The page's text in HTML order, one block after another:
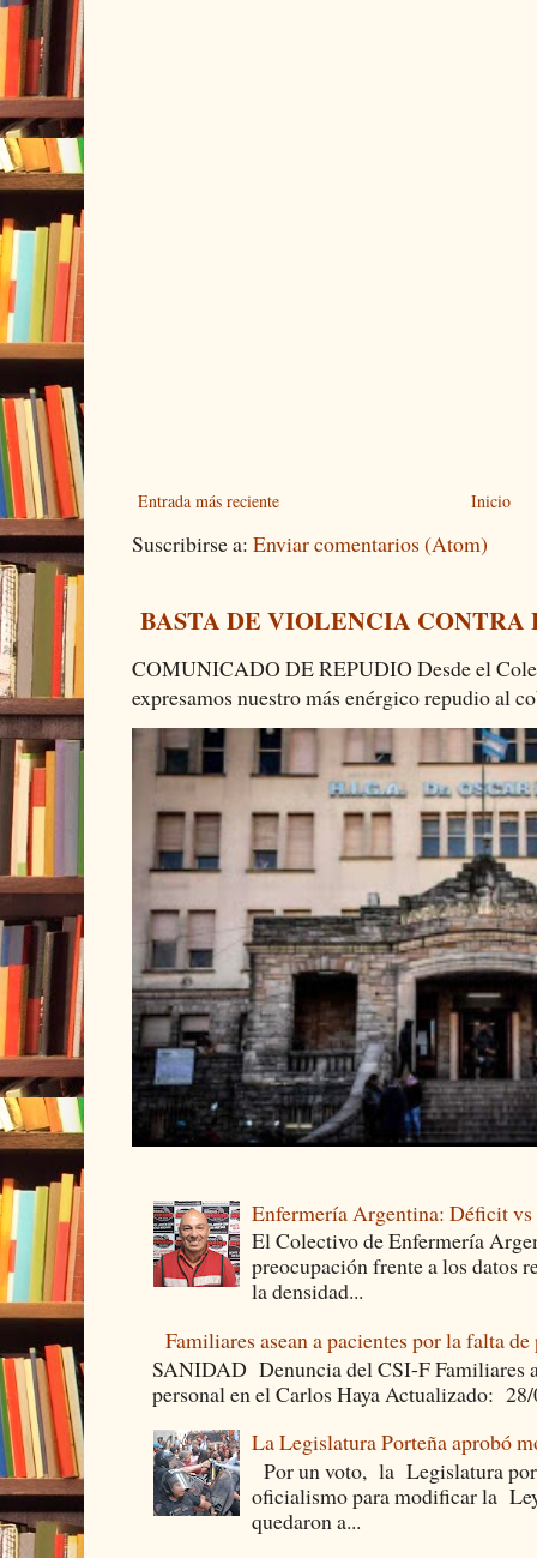
Entrada más reciente Inicio
Suscribirse a: Enviar comentarios (Atom)
BASTA DE VIOLENCIA
COMUNICADO DE REPUDIO Desde el
expresamos nuestro más enérgico repudio al
Enfermería Argentina: Déficit
El Colectivo de Enfermería
preocupación frente a los datos
la densidad...
Familiares asean a pacientes por la falta
SANIDAD Denuncia del CSI-F Familiares
personal en el Carlos Haya Actualizado:
La Legislatura Porteña aprobó
Por un voto, la Legislatura
oficialismo para modificar la
quedaron a...